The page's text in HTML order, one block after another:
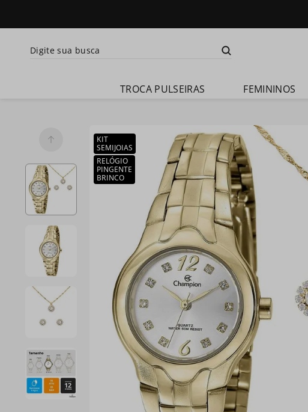
Digite sua busca
TROCA PULSEIRAS FEMININOS
KIT
SEMIJOIAS
RELÓGIO
PINGENTE
BRINCO
1
champion
feminino
3º
relogio
masculino
4
troca-
pulseira
5
relogio
smartwatch
º ch30224
7
digital
8
masculino
relogio
prata
dourado
10º kit troca-
pulseira